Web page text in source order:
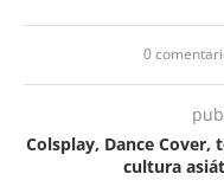
0
Colsplay, Dance Cover,
cultura